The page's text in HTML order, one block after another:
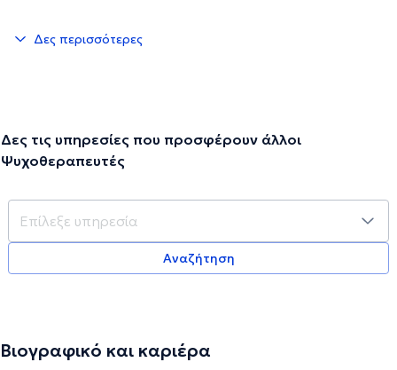
Δες περισσότερες
Δες τις υπηρεσίες που προσφέρουν άλλοι
Ψυχοθεραπευτές
Αναζήτηση
Βιογραφικό και καριέρα